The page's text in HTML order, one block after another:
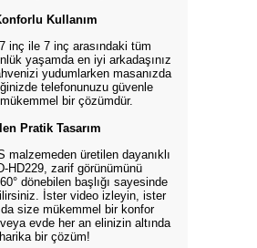
Kullanım
inç ile 7 inç arasındaki tüm
yaşamda en iyi arkadaşınız
yudumlarken masanızda
telefonunuzu güvenle
bir çözümdür.
Pratik Tasarım
malzemeden üretilen dayanıklı
HD229, zarif görünümünü
dönebilen başlığı sayesinde
İster video izleyin, ister
size mükemmel bir konfor
evde her an elinizin altında
bir çözüm!